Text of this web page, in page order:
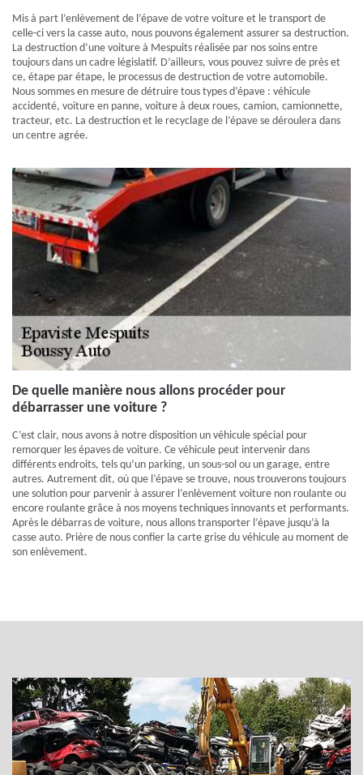
Mis à part l’enlèvement de l’épave de votre voiture et le transport de
celle-ci vers la casse auto, nous pouvons également assurer sa destruction.
La destruction d’une voiture à Mespuits réalisée par nos soins entre
toujours dans un cadre législatif. D’ailleurs, vous pouvez suivre de près et
ce, étape par étape, le processus de destruction de votre automobile.
Nous sommes en mesure de détruire tous types d’épave : véhicule
accidenté, voiture en panne, voiture à deux roues, camion, camionnette,
tracteur, etc. La destruction et le recyclage de l’épave se déroulera dans
un centre agrée.
De quelle manière nous allons procéder pour
débarrasser une voiture ?
C’est clair, nous avons à notre disposition un véhicule spécial pour
remorquer les épaves de voiture. Ce véhicule peut intervenir dans
différents endroits, tels qu’un parking, un sous-sol ou un garage, entre
autres. Autrement dit, où que l’épave se trouve, nous trouverons toujours
une solution pour parvenir à assurer l’enlèvement voiture non roulante ou
encore roulante grâce à nos moyens techniques innovants et performants.
Après le débarras de voiture, nous allons transporter l’épave jusqu’à la
casse auto. Prière de nous confier la carte grise du véhicule au moment de
son enlèvement.